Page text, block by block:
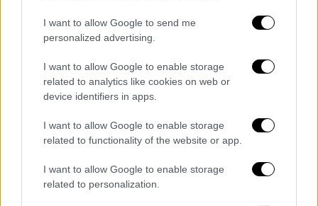
I want to allow Google to send me
personalized advertising.
I want to allow Google to enable storage
related to analytics like cookies on web or
device identifiers in apps.
I want to allow Google to enable storage
related to functionality of the website or app.
I want to allow Google to enable storage
related to personalization.
αυτών με πολιτικά πρόσωπα και δημόσιους
λειτουργούς;
Υπάρχει στην κατοχή και ποιων
περιεχόμενο των υποκλοπών της ΕΥΠ;
διαδικασία γνωστοποιήσεων των σχετικών
εισαγγελικών διατάξεων; Συντάχθηκαν οι
προβλεπόμενες εκθέσεις και σε ποιους
κοινοποιήθηκαν; Σε ποιες υπηρεσίες,